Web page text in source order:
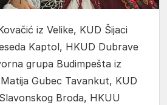
iz Velike, KUD Šijaci
Kaptol, HKUD Dubrave
grupa Budimpešta iz
Gubec Tavankut, KUD
Broda, HKUU